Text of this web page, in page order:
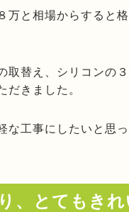
万と相場からすると
取替え、シリコンの
だきました。
工事にしたいと思っ
、とてもきれ